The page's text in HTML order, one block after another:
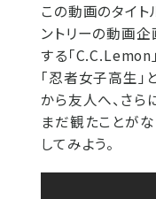
この動画のタイト
ントリーの動画
する「C.C.Lemon
「忍者女子高生」
から友人へ、さら
まだ観たことが
してみよう。